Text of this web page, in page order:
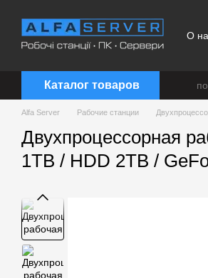
О
Каталог товаров
Alfa Server Рабочие станции
Двухпроцессорная
1TB / HDD 2TB /